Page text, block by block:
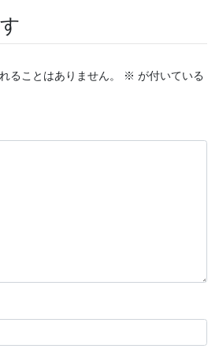
ることはありません。 ※ が付いている